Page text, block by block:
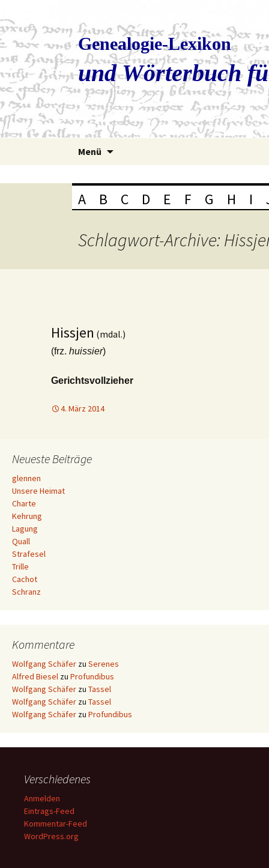
Genealogie-Lexikon
und Wörterbuch
Menü
A B C D E F G H I
Schlagwort-Archive:
Hissjen (mdal.)
(frz. huissier)
Gerichtsvollzieher
4. März 2014
Neueste Beiträge
glennen
Unsere Heimat
Charte
Kehrung
Lagung
Quall
Strafesel
Trille
Cachot
Schranz
Kommentare
Wolfgang Schäfer zu Serenes
Alfred Biesel zu Profundibus
Wolfgang Schäfer zu Tassel
Wolfgang Schäfer zu Tassel
Wolfgang Schäfer zu Profundibus
Verschiedenes
Anmelden
Eintrags-Feed
Kommentar-Feed
WordPress.org